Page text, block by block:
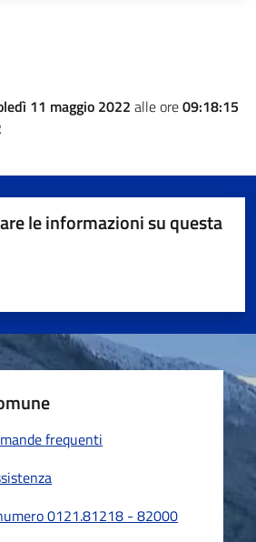
11 maggio 2022 alle ore09:18:15
le informazioni su questa
5 stelle su 5
su 5
su 5
5
frequenti
0121.81218 - 82000